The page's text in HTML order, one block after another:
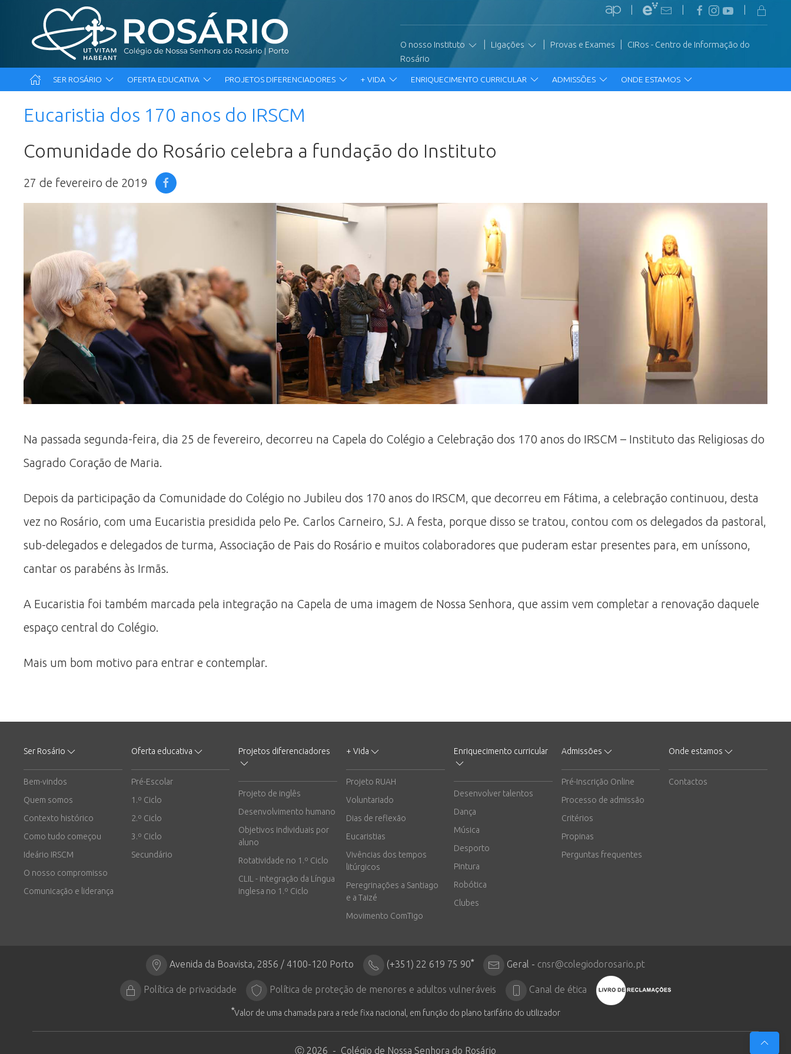
O nosso Instituto Ligações Provas e Exames
CIRos - Centro de Informação do
Rosário
SER ROSÁRIO OFERTA EDUCATIVA PROJETOS DIFERENCIADORES + VIDA ENRIQUECIMENTO CURRICULAR ADMISSÕES ONDE ESTAMOS
Eucaristia dos 170 anos do IRSCM
Comunidade do Rosário celebra a fundação do Instituto
27 de fevereiro de 2019
Na passada segunda-feira, dia 25 de fevereiro, decorreu na Capela do Colégio a Celebração dos 170 anos do IRSCM – Instituto das Religiosas do
Sagrado Coração de Maria.
Depois da participação da Comunidade do Colégio no Jubileu dos 170 anos do IRSCM, que decorreu em Fátima, a celebração continuou, desta
vez no Rosário, com uma Eucaristia presidida pelo Pe. Carlos Carneiro, SJ. A festa, porque disso se tratou, contou com os delegados da pastoral,
sub-delegados e delegados de turma, Associação de Pais do Rosário e muitos colaboradores que puderam estar presentes para, em uníssono,
cantar os parabéns às Irmãs.
A Eucaristia foi também marcada pela integração na Capela de uma imagem de Nossa Senhora, que assim vem completar a renovação daquele
espaço central do Colégio.
Mais um bom motivo para entrar e contemplar.
Ser Rosário
Bem-vindos
Quem somos
Contexto histórico
Como tudo começou
Ideário IRSCM
O nosso compromisso
Comunicação e liderança
Oferta educativa
Pré-Escolar
1.º Ciclo
2.º Ciclo
3.º Ciclo
Secundário
Projetos diferenciadores
Projeto de inglês
Desenvolvimento humano
Objetivos individuais por
aluno
Rotatividade no 1.º Ciclo
CLIL - integração da Língua
inglesa no 1.º Ciclo
+ Vida
Projeto RUAH
Voluntariado
Dias de reflexão
Eucaristias
Vivências dos tempos
litúrgicos
Peregrinações a Santiago
e a Taizé
Movimento ComTigo
Enriquecimento curricular
Desenvolver talentos
Dança
Música
Desporto
Pintura
Robótica
Clubes
Admissões
Pré-Inscrição Online
Processo de admissão
Critérios
Propinas
Perguntas frequentes
Onde estamos
Contactos
Avenida da Boavista, 2856 / 4100-120 Porto (+351) 22 619 75 90* Geral - cnsr@colegiodorosario.pt
Política de privacidade Política de proteção de menores e adultos vulneráveis Canal de ética
*Valor de uma chamada para a rede fixa nacional, em função do plano tarifário do utilizador
Ⓒ 2026 - Colégio de Nossa Senhora do Rosário